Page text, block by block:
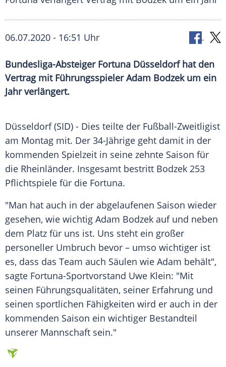
06.07.2020 - 16:51 Uhr
Bundesliga-Absteiger Fortuna Düsseldorf hat den
Vertrag mit Führungsspieler Adam Bodzek um ein
Jahr verlängert.
Düsseldorf(SID) - Dies teilte der Fußball-Zweitligist
am Montag mit. Der 34-Jährige geht damit in der
kommenden Spielzeit in seine zehnte Saison für
die Rheinländer. Insgesamt bestritt Bodzek 253
Pflichtspiele für die Fortuna.
"Man hat auch in der abgelaufenen Saison wieder
gesehen, wie wichtig Adam Bodzek auf und neben
dem Platz für uns ist. Uns steht ein großer
personeller Umbruch bevor – umso wichtiger ist
es, dass das Team auch Säulen wie Adam behält",
sagte Fortuna-Sportvorstand Uwe Klein: "Mit
seinen Führungsqualitäten, seiner Erfahrung und
seinen sportlichen Fähigkeiten wird er auch in der
kommenden Saison ein wichtiger Bestandteil
unserer Mannschaft sein."